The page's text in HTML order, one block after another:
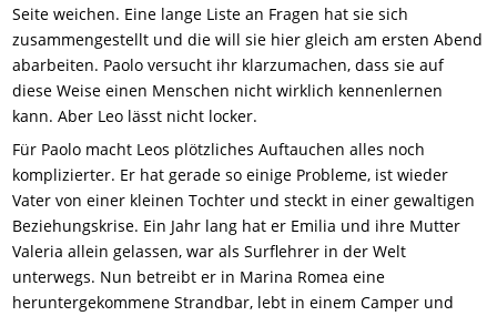
Seite weichen. Eine lange Liste an Fragen hat sie sich
zusammengestellt und die will sie hier gleich am ersten Abend
abarbeiten. Paolo versucht ihr klarzumachen, dass sie auf
diese Weise einen Menschen nicht wirklich kennenlernen
kann. Aber Leo lässt nicht locker.
Für Paolo macht Leos plötzliches Auftauchen alles noch
komplizierter. Er hat gerade so einige Probleme, ist wieder
Vater von einer kleinen Tochter und steckt in einer gewaltigen
Beziehungskrise. Ein Jahr lang hat er Emilia und ihre Mutter
Valeria allein gelassen, war als Surflehrer in der Welt
unterwegs. Nun betreibt er in Marina Romea eine
heruntergekommene Strandbar, lebt in einem Camper und